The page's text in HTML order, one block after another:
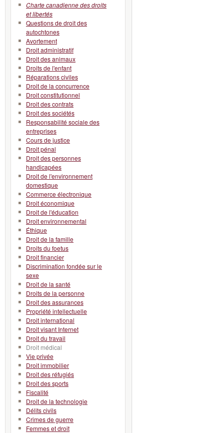
Charte canadienne des droits
et libertés
Questions de droit des
autochtones
Avortement
Droit administratif
Droit des animaux
Droits de l'enfant
Réparations civiles
Droit de la concurrence
Droit constitutionnel
Droit des contrats
Droit des sociétés
Responsabilité sociale des
entreprises
Cours de justice
Droit pénal
Droit des personnes
handicapées
Droit de l'environnement
domestique
Commerce électronique
Droit économique
Droit de l'éducation
Droit environnemental
Éthique
Droit de la famille
Droits du foetus
Droit financier
Discrimination fondée sur le
sexe
Droit de la santé
Droits de la personne
Droit des assurances
Propriété intellectuelle
Droit international
Droit visant Internet
Droit du travail
Droit médical
Vie privée
Droit immobilier
Droit des réfugiés
Droit des sports
Fiscalité
Droit de la technologie
Délits civils
Crimes de guerre
Femmes et droit